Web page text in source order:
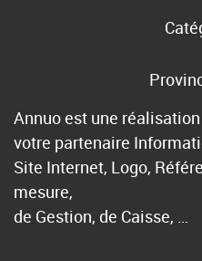
Annuo est une
votre partenaire
Site Internet, Logo,
mesure,
de Gestion, de Caisse, …